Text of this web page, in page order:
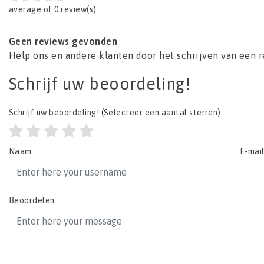
average of 0 review(s)
Geen reviews gevonden
Help ons en andere klanten door het schrijven van een
Schrijf uw beoordeling!
Schrijf uw beoordeling! (Selecteer een aantal sterren)
Naam E-mail
Beoordelen